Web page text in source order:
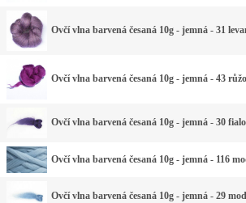
Ovčí vlna barvená česaná 10g - jemná - 31
Ovčí vlna barvená česaná 10g - jemná - 43
Ovčí vlna barvená česaná 10g - jemná - 30
Ovčí vlna barvená česaná 10g - jemná - 116
Ovčí vlna barvená česaná 10g - jemná - 29